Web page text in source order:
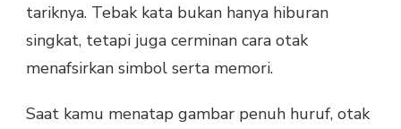
tariknya. Tebak kata bukan hanya hiburan
singkat, tetapi juga cerminan cara otak
menafsirkan simbol serta memori.
Saat kamu menatap gambar penuh huruf, otak